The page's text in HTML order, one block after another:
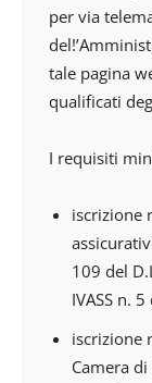
per via
tale pagina
qualificati
I requisiti
iscrizione
109 del
IVASS n.
iscrizione
Camera